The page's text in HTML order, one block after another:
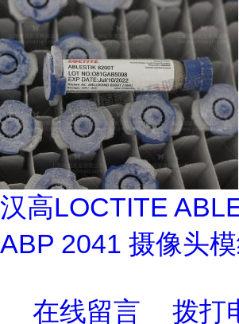
汉高LOCTITE
ABP 2041 摄像头
在线留言 拨打